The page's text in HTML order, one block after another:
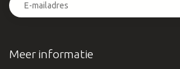
Meer informatie